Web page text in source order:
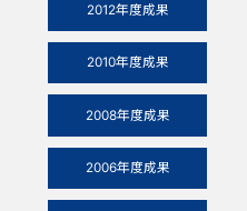
2012年度成果
2010年度成果
2008年度成果
2006年度成果